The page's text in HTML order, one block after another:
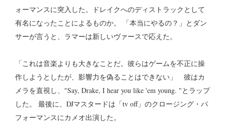
ォーマンスに突入した。ドレイクへのディストラックとして
有名になったことによるものか。 「本当にやるの？」とダン
サーが言うと、ラマーは新しいヴァースで応えた。
「これは音楽よりも大きなことだ。彼らはゲームを不正に操
作しようとしたが、影響力を偽ることはできない」 彼はカ
メラを直視し、"Say, Drake, I hear you like 'em young. "とラップ
した。 最後に、DJマスタードは「tv off」のクロージング・パ
フォーマンスにカメオ出演した。